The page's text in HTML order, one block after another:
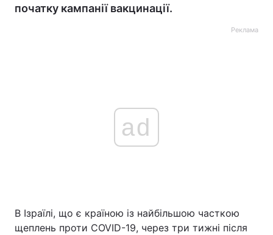
Україна Політика
початку кампанії вакцинації.
Реклама
ad
В Ізраїлі, що є країною із найбільшою часткою
щеплень проти COVID-19, через три тижні після